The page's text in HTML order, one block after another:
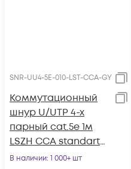
SNR-UU4-5E-010-LST-CCA-GY
Коммутационный
шнур U/UTP 4-х
парный cat.5e 1м
LSZH CCA standart
серый
В наличии: 1 000+ шт